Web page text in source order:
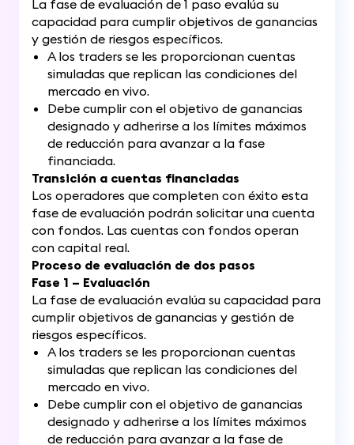
La fase de evaluación de 1 paso evalúa su
capacidad para cumplir objetivos de ganancias
y gestión de riesgos específicos.
A los traders se les proporcionan cuentas
simuladas que replican las condiciones del
mercado en vivo.
Debe cumplir con el objetivo de ganancias
designado y adherirse a los límites máximos
de reducción para avanzar a la fase
financiada.
Transición a cuentas financiadas
Los operadores que completen con éxito esta
fase de evaluación podrán solicitar una cuenta
con fondos. Las cuentas con fondos operan
con capital real.
Proceso de evaluación de dos pasos
Fase 1 – Evaluación
La fase de evaluación evalúa su capacidad para
cumplir objetivos de ganancias y gestión de
riesgos específicos.
A los traders se les proporcionan cuentas
simuladas que replican las condiciones del
mercado en vivo.
Debe cumplir con el objetivo de ganancias
designado y adherirse a los límites máximos
de reducción para avanzar a la fase de